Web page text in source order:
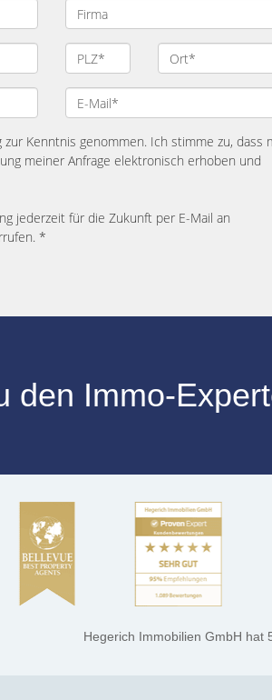
zur Kenntnis genommen. Ich stimme zu, dass
meiner Anfrage elektronisch erhoben und
jederzeit für die Zukunft per E-Mail an
*
den Immo-
Hegerich Immobilien GmbH hat